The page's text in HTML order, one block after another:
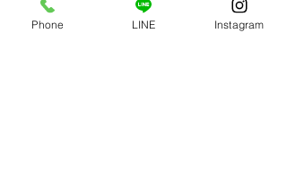
Phone LINE Instagram